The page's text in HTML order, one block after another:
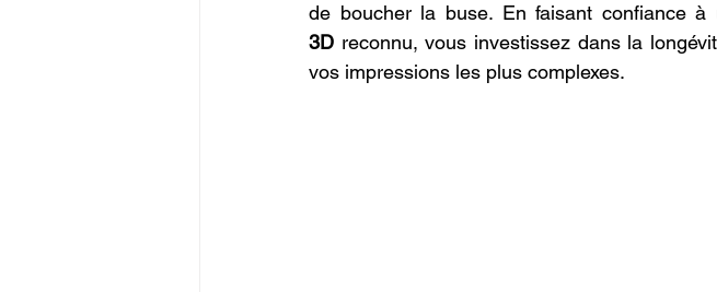
de boucher la buse. En faisant confiance à
3D reconnu, vous investissez dans la
vos impressions les plus complexes.